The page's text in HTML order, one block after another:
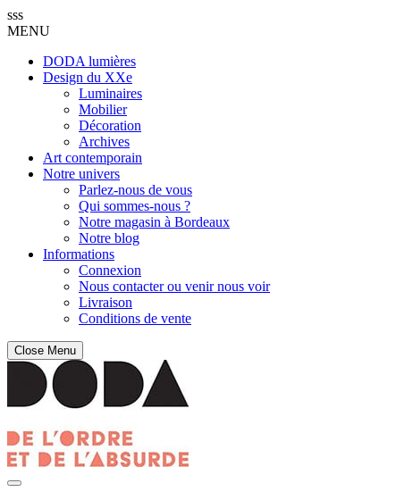
sss
MENU
DODA lumières
Design du XXe
Luminaires
Mobilier
Décoration
Archives
Art contemporain
Notre univers
Parlez-nous de vous
Qui sommes-nous ?
Notre magasin à Bordeaux
Notre blog
Informations
Connexion
Nous contacter ou venir nous voir
Livraison
Conditions de vente
Close Menu